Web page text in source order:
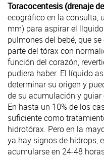
Toracocentesis (drenaje
ecográfico en la consulta,
mm) para aspirar el
pulmones del bebé, que
parte del tórax con
función del corazón,
pudiera haber. El líquido
determinar su origen y
de su acumulación y
En hasta un 10% de los
suficiente como
hidrotórax. Pero en la
ya hay signos de hidrops,
acumularse en 24-48